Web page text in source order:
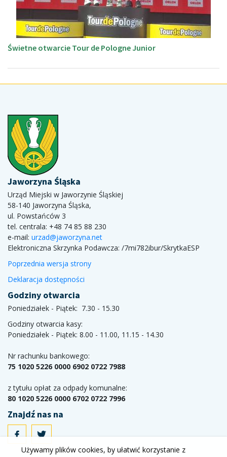
Świetne otwarcie Tour de Pologne Junior
Jaworzyna Śląska
Urząd Miejski w Jaworzynie Śląskiej
58-140 Jaworzyna Śląska,
ul. Powstańców 3
tel. centrala: +48 74 85 88 230
e-mail: urzad@jaworzyna.net
Elektroniczna Skrzynka Podawcza: /7mi782ibur/SkrytkaESP
Poprzednia wersja strony
Deklaracja dostępności
Godziny otwarcia
Poniedziałek - Piątek: 7.30 - 15.30
Godziny otwarcia kasy:
Poniedziałek - Piątek: 8.00 - 11.00, 11.15 - 14.30
Nr rachunku bankowego:
75 1020 5226 0000 6902 0722 7988
z tytułu opłat za odpady komunalne:
80 1020 5226 0000 6702 0722 7996
Znajdź nas na
Używamy plików cookies, by ułatwić korzystanie z